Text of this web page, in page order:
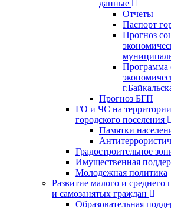
данные
Отчеты
Паспорт
Прогноз
Программа
Прогноз БГП
ГО и ЧС на территории
городского поселения
Памятки
Градостроительное
Имущественная
Молодежная политика
Развитие малого и среднего
и самозанятых граждан
Образовательная